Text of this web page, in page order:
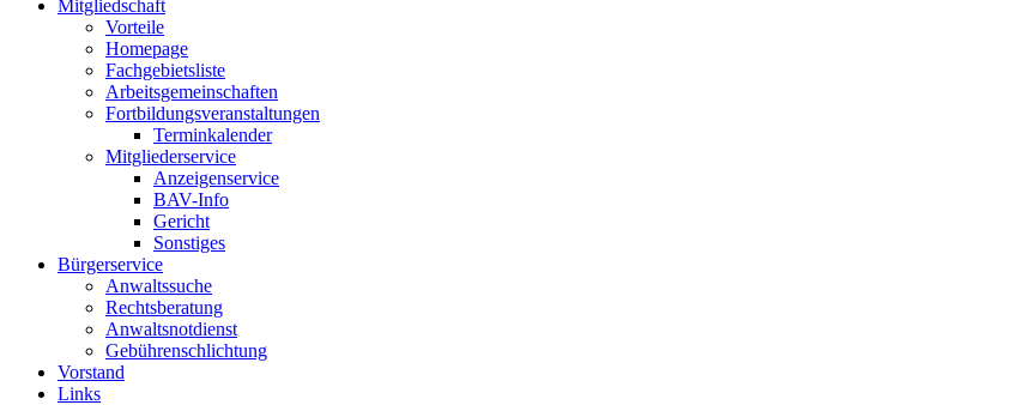
Mitgliedschaft
Vorteile
Homepage
Fachgebietsliste
Arbeitsgemeinschaften
Fortbildungsveranstaltungen
Terminkalender
Mitgliederservice
Anzeigenservice
BAV-Info
Gericht
Sonstiges
Bürgerservice
Anwaltssuche
Rechtsberatung
Anwaltsnotdienst
Gebührenschlichtung
Vorstand
Links